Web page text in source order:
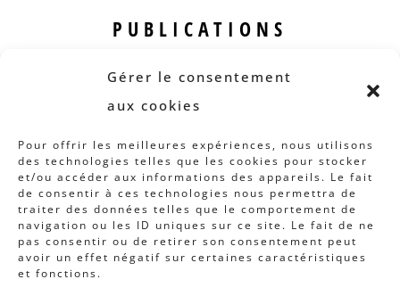
Gérer le consentement
aux cookies
Pour offrir les meilleures expériences, nous utilisons
des technologies telles que les cookies pour stocker
et/ou accéder aux informations des appareils. Le fait
de consentir à ces technologies nous permettra de
traiter des données telles que le comportement de
navigation ou les ID uniques sur ce site. Le fait de ne
pas consentir ou de retirer son consentement peut
avoir un effet négatif sur certaines caractéristiques
et fonctions.
PUBLICATIONS
Revue B.I.S.
Rapports et analyses
Articles
AUTRES INFOS
Actions
Concertation
Archives